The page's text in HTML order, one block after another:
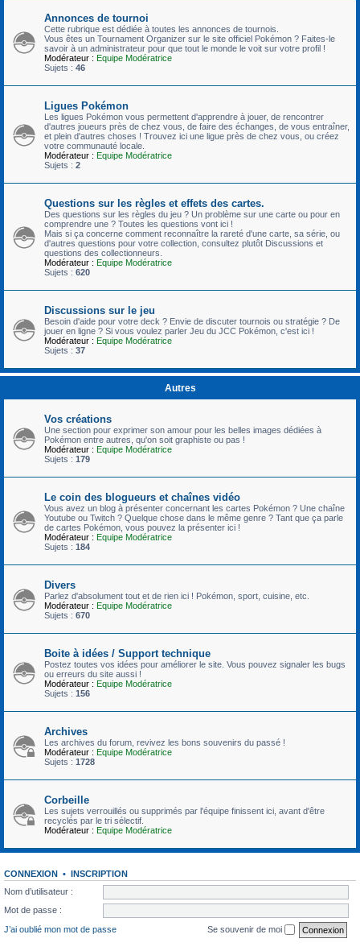
Annonces de tournoi
Cette rubrique est dédiée à toutes les annonces de tournois.
Vous êtes un Tournament Organizer sur le site officiel Pokémon ? Faites-le
savoir à un administrateur pour que tout le monde le voit sur votre profil !
Modérateur : Equipe Modératrice
Sujets : 46
Ligues Pokémon
Les ligues Pokémon vous permettent d'apprendre à jouer, de rencontrer
d'autres joueurs près de chez vous, de faire des échanges, de vous entraîner,
et plein d'autres choses ! Trouvez ici une ligue près de chez vous, ou créez
votre communauté locale.
Modérateur : Equipe Modératrice
Sujets : 2
Questions sur les règles et effets des cartes.
Des questions sur les règles du jeu ? Un problème sur une carte ou pour en
comprendre une ? Toutes les questions vont ici !
Mais si ça concerne comment reconnaître la rareté d'une carte, sa série, ou
d'autres questions pour votre collection, consultez plutôt Discussions et
questions des collectionneurs.
Modérateur : Equipe Modératrice
Sujets : 620
Discussions sur le jeu
Besoin d'aide pour votre deck ? Envie de discuter tournois ou stratégie ? De
jouer en ligne ? Si vous voulez parler Jeu du JCC Pokémon, c'est ici !
Modérateur : Equipe Modératrice
Sujets : 37
Autres
Vos créations
Une section pour exprimer son amour pour les belles images dédiées à
Pokémon entre autres, qu'on soit graphiste ou pas !
Modérateur : Equipe Modératrice
Sujets : 179
Le coin des blogueurs et chaînes vidéo
Vous avez un blog à présenter concernant les cartes Pokémon ? Une chaîne
Youtube ou Twitch ? Quelque chose dans le même genre ? Tant que ça parle
de cartes Pokémon, vous pouvez la présenter ici !
Modérateur : Equipe Modératrice
Sujets : 184
Divers
Parlez d'absolument tout et de rien ici ! Pokémon, sport, cuisine, etc.
Modérateur : Equipe Modératrice
Sujets : 670
Boite à idées / Support technique
Postez toutes vos idées pour améliorer le site. Vous pouvez signaler les bugs
ou erreurs du site aussi !
Modérateur : Equipe Modératrice
Sujets : 156
Archives
Les archives du forum, revivez les bons souvenirs du passé !
Modérateur : Equipe Modératrice
Sujets : 1728
Corbeille
Les sujets verrouillés ou supprimés par l'équipe finissent ici, avant d'être
recyclés par le tri sélectif.
Modérateur : Equipe Modératrice
CONNEXION • INSCRIPTION
Nom d’utilisateur :
Mot de passe :
J’ai oublié mon mot de passe
Se souvenir de moi